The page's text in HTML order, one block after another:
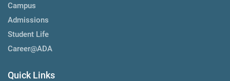
Campus
Admissions
Student Life
Career@ADA
Quick Links